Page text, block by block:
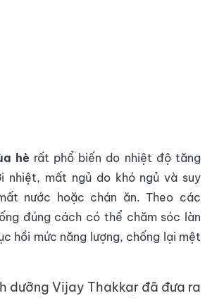
hè rất phổ biến do nhiệt độ tăng
nhiệt, mất ngủ do khó ngủ và suy
nước hoặc chán ăn.Theo các
đúng cách có thể chăm sóc làn
hồi mức năng lượng, chống lại mệt
dưỡng Vijay Thakkar đã đưa ra